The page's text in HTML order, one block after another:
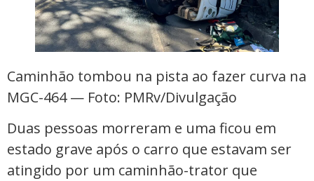
Caminhão tombou na pista ao fazer curva na
MGC-464 — Foto: PMRv/Divulgação
Duas pessoas morreram e uma ficou em
estado grave após o carro que estavam ser
atingido por um caminhão-trator que